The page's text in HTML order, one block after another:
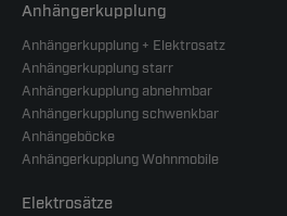
Anhängerkupplung
Anhängerkupplung + Elektrosatz
Anhängerkupplung starr
Anhängerkupplung abnehmbar
Anhängerkupplung schwenkbar
Anhängeböcke
Anhängerkupplung Wohnmobile
Elektrosätze